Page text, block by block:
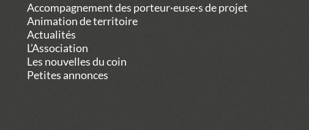
Accompagnement des porteur·euse·s de projet
Animation de territoire
Actualités
L’Association
Les nouvelles du coin
Petites annonces